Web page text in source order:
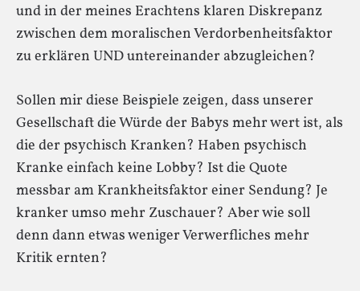
und in der meines Erachtens klaren Diskrepanz
zwischen dem moralischen Verdorbenheitsfaktor
zu erklären UND untereinander abzugleichen?
Sollen mir diese Beispiele zeigen, dass unserer
Gesellschaft die Würde der Babys mehr wert ist, als
die der psychisch Kranken? Haben psychisch
Kranke einfach keine Lobby? Ist die Quote
messbar am Krankheitsfaktor einer Sendung? Je
kranker umso mehr Zuschauer? Aber wie soll
denn dann etwas weniger Verwerfliches mehr
Kritik ernten?